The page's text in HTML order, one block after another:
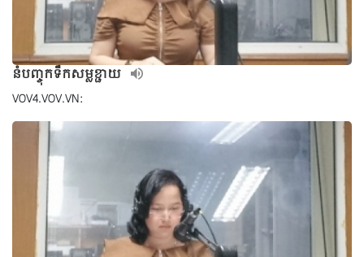
នំបញ្ចុកទឹកសម្លខ្ជាយ
VOV4.VOV.VN: